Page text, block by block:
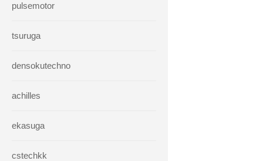
pulsemotor
tsuruga
densokutechno
achilles
ekasuga
cstechkk